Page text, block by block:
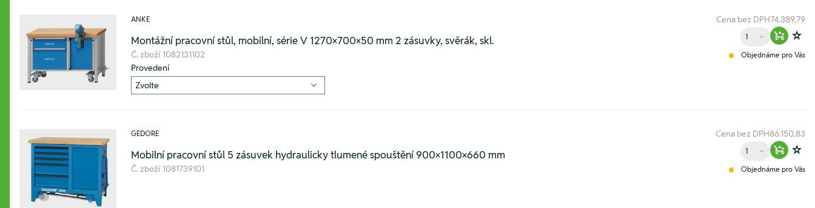
ANKE
Montážní pracovní stůl, mobilní, série V 1270×700×50 mm 2 zásuvky, svěrák, skl.
Č. zboží 1082131102
Provedení
Cena bez DPH74.389,79
Množství
Zur
Objednáme pro Vás
GEDORE
Mobilní pracovní stůl 5 zásuvek hydraulicky tlumené spouštění 900×1100×660 mm
Č. zboží 1081739101
Cena bez DPH86.150,83
Množství
Zur
Objednáme pro Vás